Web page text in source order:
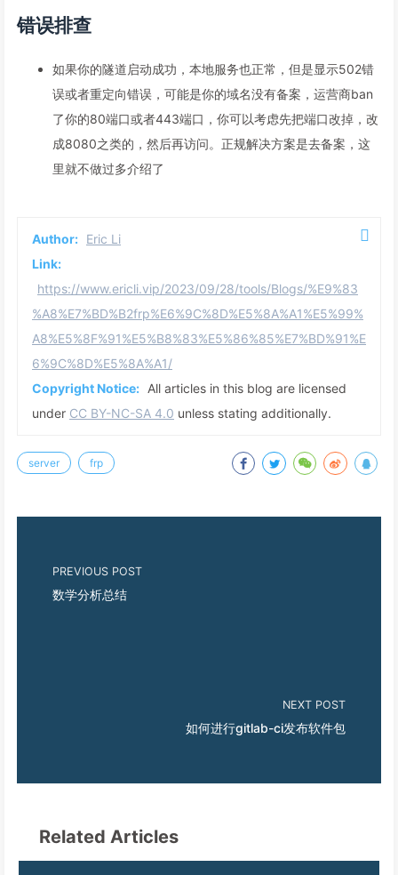
错误排查
如果你的隧道启动成功，本地服务也正常，但是显示502错
误或者重定向错误，可能是你的域名没有备案，运营商ban
了你的80端口或者443端口，你可以考虑先把端口改掉，改
成8080之类的，然后再访问。正规解决方案是去备案，这
里就不做过多介绍了
Author: Eric Li
Link:
https://www.ericli.vip/2023/09/28/tools/Blogs/%E9%83
%A8%E7%BD%B2frp%E6%9C%8D%E5%8A%A1%E5%99%
A8%E5%8F%91%E5%B8%83%E5%86%85%E7%BD%91%E
6%9C%8D%E5%8A%A1/
Copyright Notice: All articles in this blog are licensed
under CC BY-NC-SA 4.0 unless stating additionally.
server frp
PREVIOUS POST
数学分析总结
NEXT POST
如何进行gitlab-ci发布软件包
Related Articles